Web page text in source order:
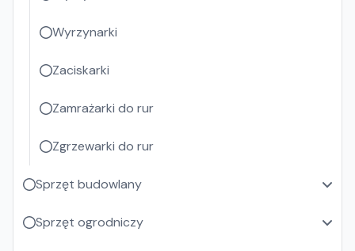
Wyrzynarki
Zaciskarki
Zamrażarki do rur
Zgrzewarki do rur
Sprzęt budowlany
Sprzęt ogrodniczy